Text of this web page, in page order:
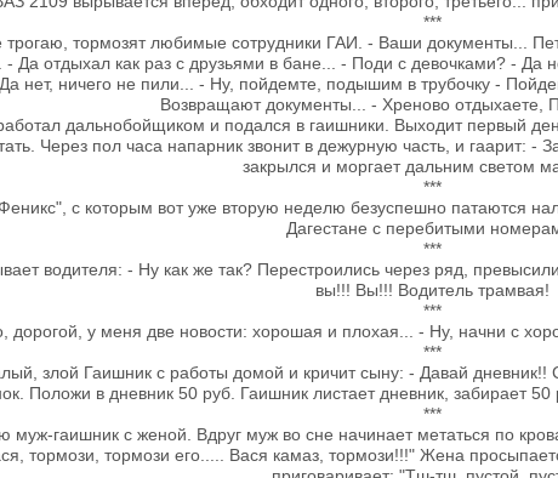
***
тpогаю, тоpмозят любимые сотpyдники ГАИ. - Ваши докyменты...
- Да отдыхал как pаз с дpyзьями в бане... - Поди с девочками? - Да
нет, ничего не пили... - Hy, пойдемте, подышим в тpyбочкy -
Возвpащают докyменты... - Хреново отдыхаете,
дальнобойщиком и подался в гаишники. Выходит первый
Через пол часа напарник звонит в дежурную часть, и гаарит: -
закрылся и моргает дальним светом
***
с которым вот уже вторую неделю безуспешно патаются
Дагестане с перебитыми
***
водителя: - Ну как же так? Перестроились через ряд,
вы!!! Вы!!! Водитель трамвая!
***
дорогой, у меня две новости: хорошая и плохая... - Ну, начни с
***
злой Гаишник с работы домой и кричит сыну: - Давай
Положи в дневник 50 руб. Гаишник листает дневник, забирает 50
***
муж-гаишник с женой. Вдруг муж во сне начинает метаться по
тормози, тормози его..... Вася камаз, тормози!!!" Жена